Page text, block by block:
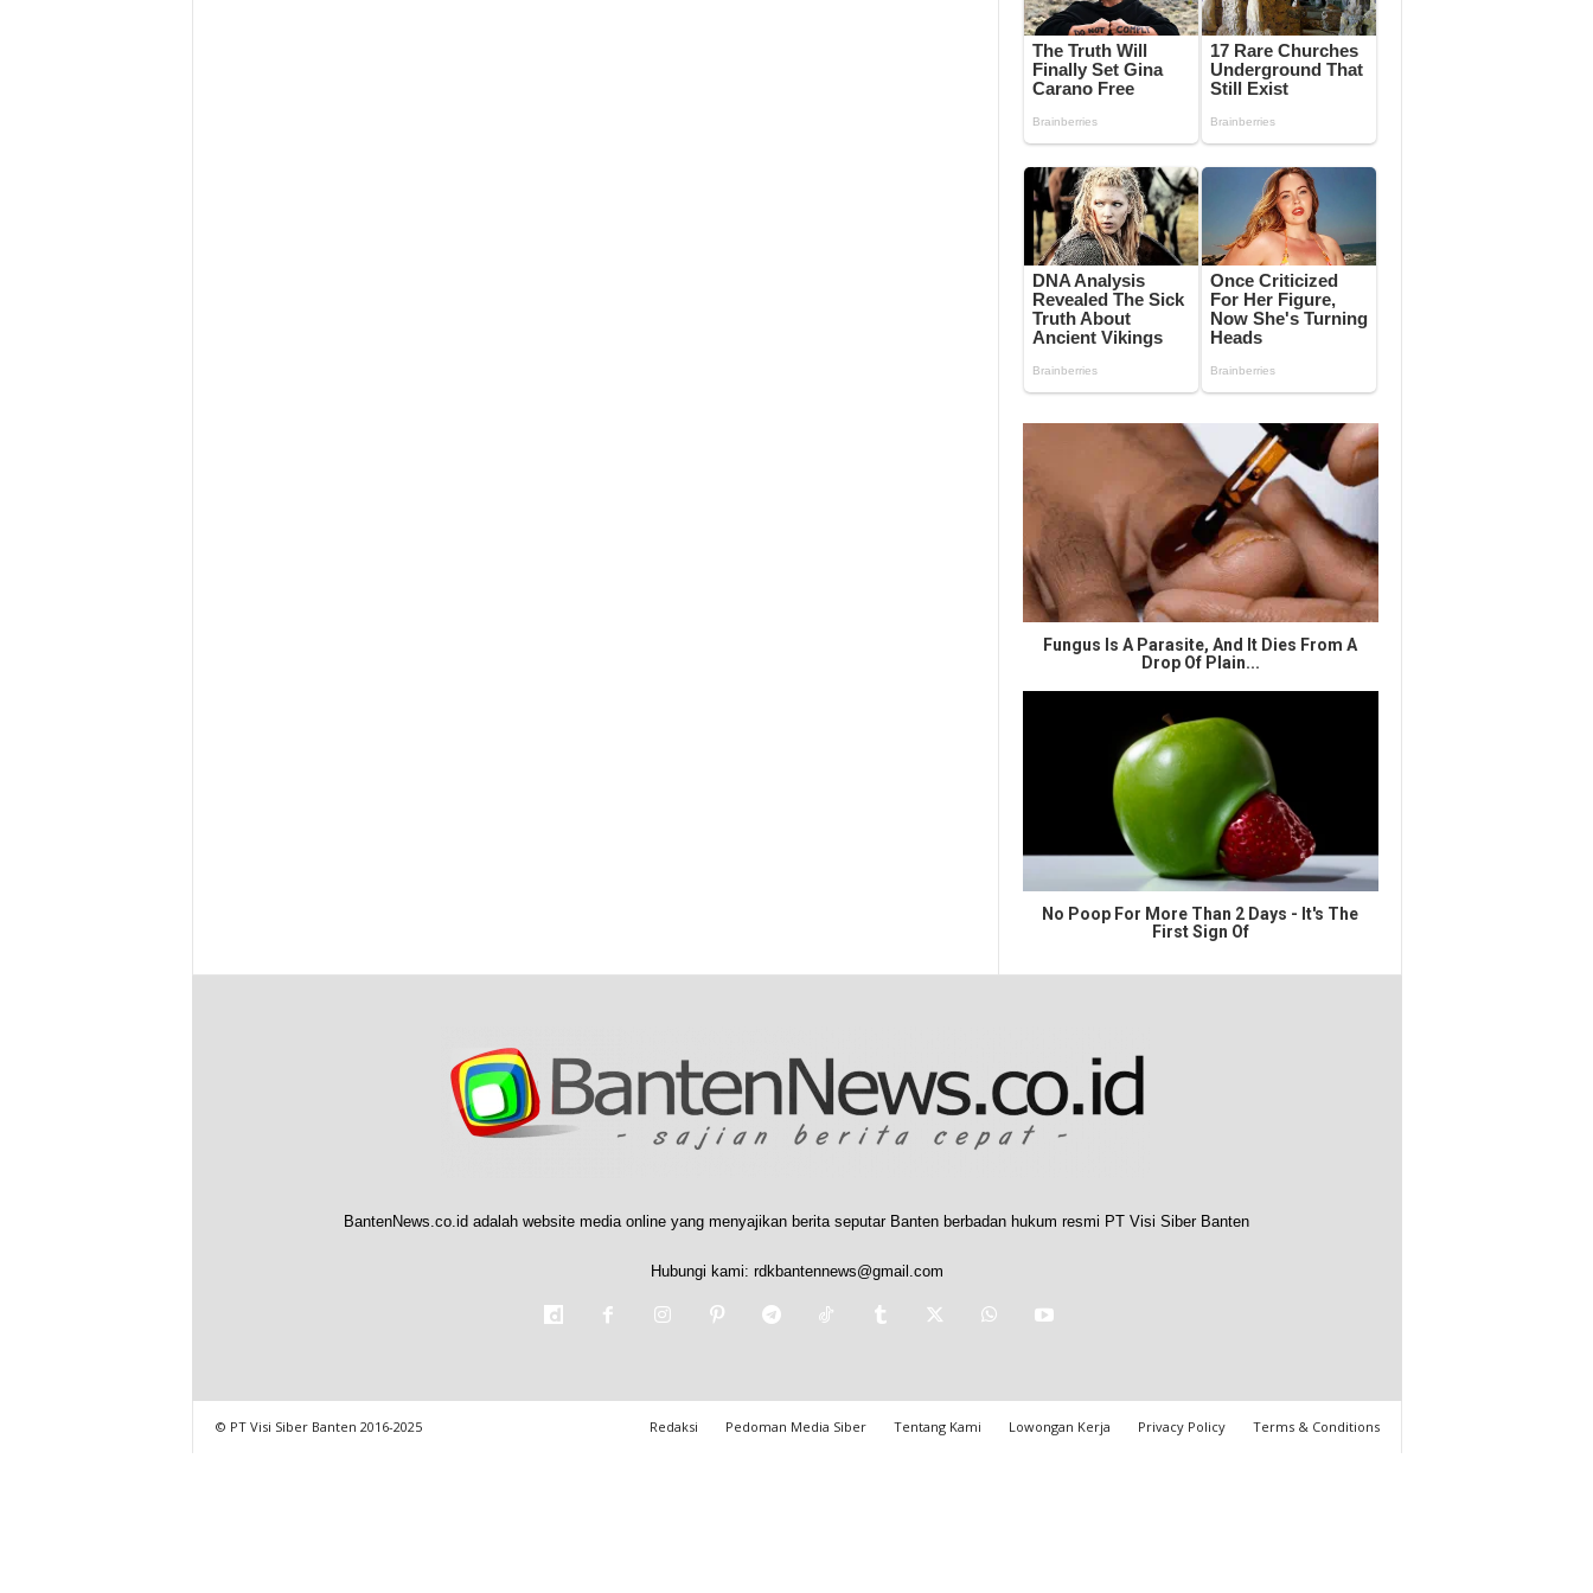
Fungus Is A Parasite, And It Dies From A
Drop Of Plain...
No Poop For More Than 2 Days - It's The
First Sign Of
BantenNews.co.id adalah website media online yang menyajikan berita seputar Banten berbadan hukum resmi PT Visi Siber Banten
Hubungi kami: rdkbantennews@gmail.com
Redaksi Pedoman Media Siber Tentang Kami Lowongan Kerja Privacy Policy Terms & Conditions
© PT Visi Siber Banten 2016-2025